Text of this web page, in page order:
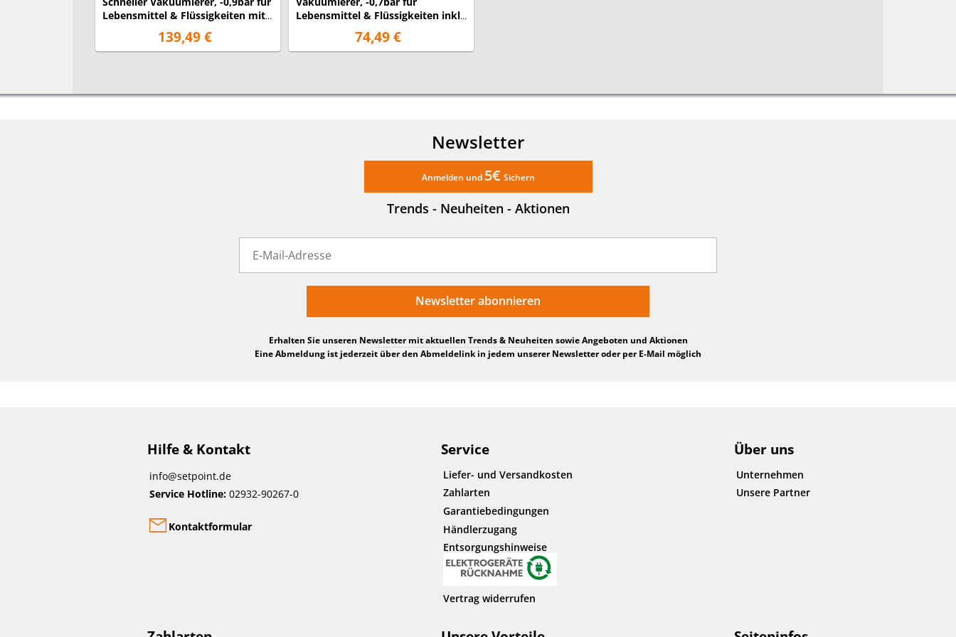
Lebensmittel & Flüssigkeiten mit
Marinadeset139,49 €
Lebensmittel & Flüssigkeiten inkl.
20 Vakuumbeutel
74,49 €
Newsletter
Anmelden und 5€ Sichern
Trends - Neuheiten - Aktionen
Newsletter abonnieren
Erhalten Sie unseren Newsletter mit aktuellen Trends & Neuheiten sowie Angeboten und Aktionen
Eine Abmeldung ist jederzeit über den Abmeldelink in jedem unserer Newsletter oder per E-Mail möglich
Hilfe & Kontakt
info@setpoint.de
Service Hotline: 02932-90267-0
Kontaktformular
Service
Liefer- und Versandkosten
Zahlarten
Garantiebedingungen
Händlerzugang
Entsorgungshinweise
Vertrag widerrufen
Über uns
Unternehmen
Unsere Partner